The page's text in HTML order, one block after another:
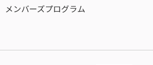
メンバーズプログラム